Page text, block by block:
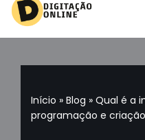
Pular
para
conteúdo
Início » Blog » Qual é a
programação e